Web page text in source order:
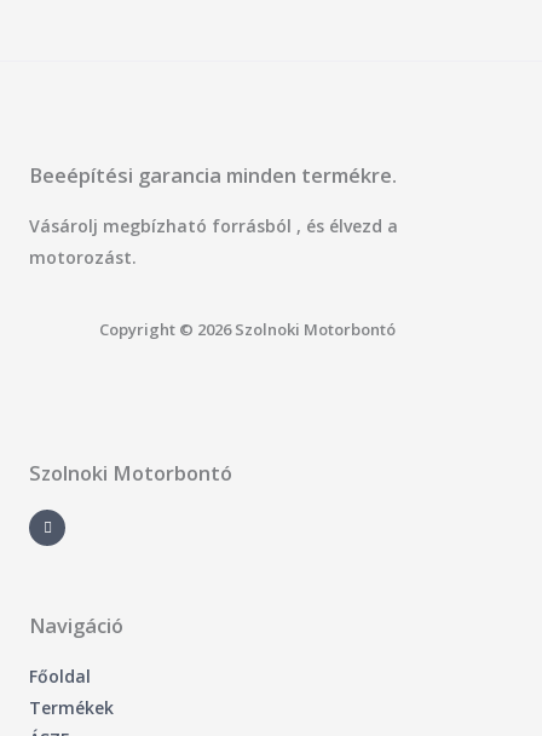
Beeépítési garancia minden termékre.
Vásárolj megbízható forrásból , és élvezd a
motorozást.
Copyright © 2026 Szolnoki Motorbontó
Szolnoki Motorbontó
a
c
e
-
f
Navigáció
Főoldal
Termékek